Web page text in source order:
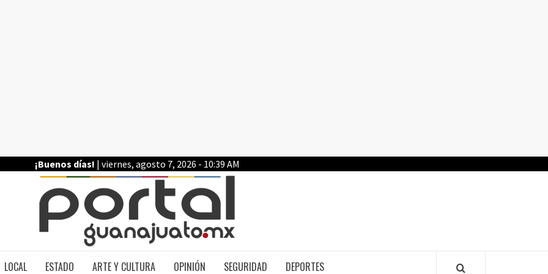
¡Buenos días! | viernes, agosto 7, 2026 - 10:39 AM
LOCAL ESTADO ARTE Y CULTURA OPINIÓN SEGURIDAD DEPORTES